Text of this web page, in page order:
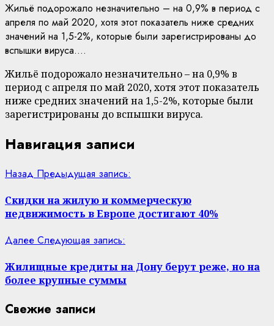
Жильё подорожало незначительно – на 0,9% в период с
апреля по май 2020, хотя этот показатель ниже средних
значений на 1,5-2%, которые были зарегистрированы до
вспышки вируса....
Жильё подорожало незначительно – на 0,9% в
период с апреля по май 2020, хотя этот показатель
ниже средних значений на 1,5-2%, которые были
зарегистрированы до вспышки вируса.
Навигация записи
Назад Предыдущая запись:
Скидки на жилую и коммерческую
недвижимость в Европе достигают 40%
Далее Следующая запись:
Жилищные кредиты на Дону берут реже, но на
более крупные суммы
Свежие записи